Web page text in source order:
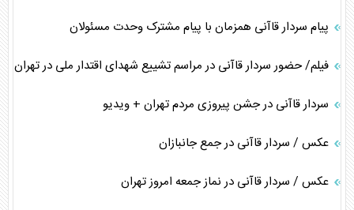
پیام سردار قاآنی همزمان با پیام مشترک وحدت مسئولان
فیلم/ حضور سردار قاآنی در مراسم تشییع شهدای اقتدار ملی در تهران
سردار قاآنی در جشن پیروزی مردم تهران + ویدیو
عکس / سردار قاآنی در جمع جانبازان
عکس / سردار قاآنی در نماز جمعه امروز تهران